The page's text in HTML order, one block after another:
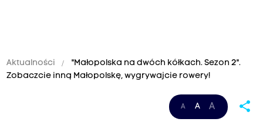
Aktualności
"Małopolska na dwóch kółkach. Sezon 2".
Zobaczcie inną Małopolskę, wygrywajcie rowery!
A A A share